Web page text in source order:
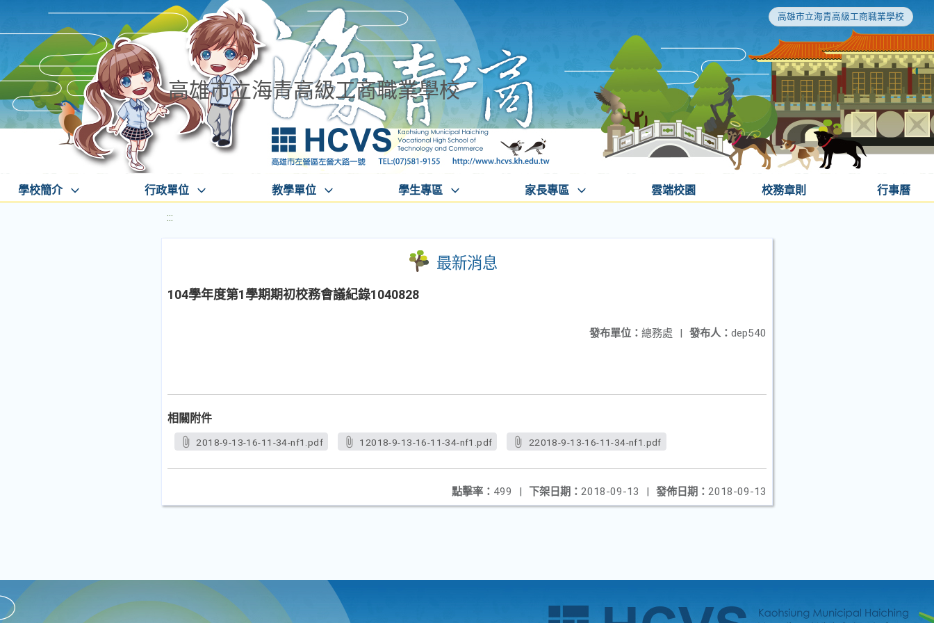
高雄市立海青高級工商職業學校
高雄市立海青高級工商職業學校
學校簡介 行政單位 教學單位 學生專區 家長專區 雲端校園 校務章則 行事曆
:::
最新消息
104學年度第1學期期初校務會議紀錄1040828
發布人： dep540
發布單位： 總務處 |
相關附件
2018-9-13-16-11-34-nf1.pdf 12018-9-13-16-11-34-nf1.pdf 22018-9-13-16-11-34-nf1.pdf
發佈日期： 2018-09-13
下架日期： 2018-09-13 |
點擊率： 499 |